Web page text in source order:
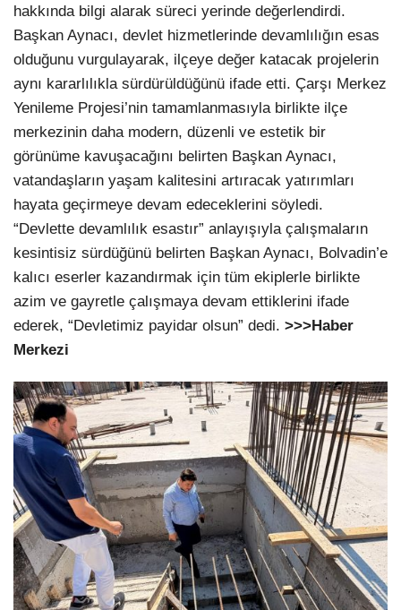
hakkında bilgi alarak süreci yerinde değerlendirdi.
Başkan Aynacı, devlet hizmetlerinde devamlılığın esas
olduğunu vurgulayarak, ilçeye değer katacak projelerin
aynı kararlılıkla sürdürüldüğünü ifade etti. Çarşı Merkez
Yenileme Projesi’nin tamamlanmasıyla birlikte ilçe
merkezinin daha modern, düzenli ve estetik bir
görünüme kavuşacağını belirten Başkan Aynacı,
vatandaşların yaşam kalitesini artıracak yatırımları
hayata geçirmeye devam edeceklerini söyledi.
“Devlette devamlılık esastır” anlayışıyla çalışmaların
kesintisiz sürdüğünü belirten Başkan Aynacı, Bolvadin’e
kalıcı eserler kazandırmak için tüm ekiplerle birlikte
azim ve gayretle çalışmaya devam ettiklerini ifade
ederek, “Devletimiz payidar olsun” dedi. >>>Haber
Merkezi